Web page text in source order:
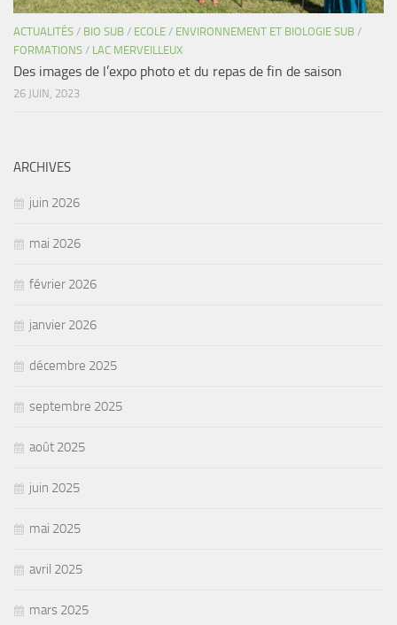
ACTUALITÉS / BIO SUB / ECOLE / ENVIRONNEMENT ET BIOLOGIE SUB /
FORMATIONS / LAC MERVEILLEUX
Des images de l’expo photo et du repas de fin de saison
26 JUIN, 2023
ARCHIVES
juin 2026
mai 2026
février 2026
janvier 2026
décembre 2025
septembre 2025
août 2025
juin 2025
mai 2025
avril 2025
mars 2025